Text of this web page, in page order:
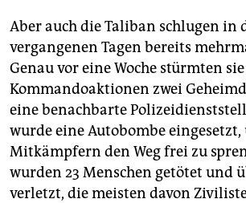
Aber auch die Taliban schlugen in
vergangenen Tagen bereits
Genau vor eine Woche stürmten
Kommandoaktionen zwei
eine benachbarte
wurde eine Autobombe eingesetzt,
Mitkämpfern den Weg frei zu
wurden 23 Menschen getötet und
verletzt, die meisten davon